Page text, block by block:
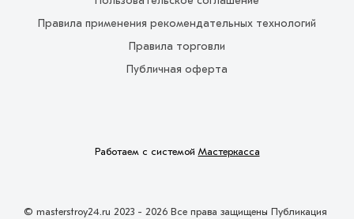
Правила применения рекомендательных технологий
Правила торговли
Публичная оферта
Работаем с системой Мастеркасса
© masterstroy24.ru 2023 - 2026 Все права защищены Публикация